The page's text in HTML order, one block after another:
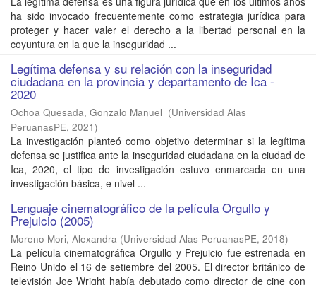
ha sido invocado frecuentemente como estrategia jurídica para
proteger y hacer valer el derecho a la libertad personal en la
coyuntura en la que la inseguridad ...
Legítima defensa y su relación con la inseguridad
ciudadana en la provincia y departamento de Ica -
2020
Ochoa Quesada, Gonzalo Manuel (Universidad Alas
PeruanasPE, 2021)
La investigación planteó como objetivo determinar si la legítima
defensa se justifica ante la inseguridad ciudadana en la ciudad de
Ica, 2020, el tipo de investigación estuvo enmarcada en una
investigación básica, e nivel ...
Lenguaje cinematográfico de la película Orgullo y
Prejuicio (2005)
Moreno Mori, Alexandra (Universidad Alas PeruanasPE, 2018)
La película cinematográfica Orgullo y Prejuicio fue estrenada en
Reino Unido el 16 de setiembre del 2005. El director británico de
televisión Joe Wright había debutado como director de cine con